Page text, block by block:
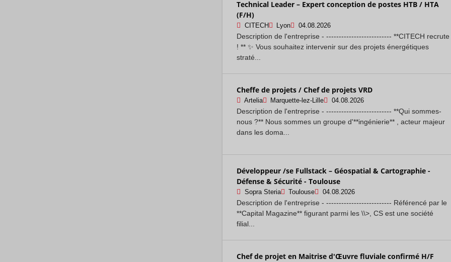
Technical Leader – Expert conception de postes HTB / HTA
(F/H)
CITECH Lyon 04.08.2026
Description de l'entreprise - -------------------------- **CITECH recrute
! ** ✨ Vous souhaitez intervenir sur des projets énergétiques
straté...
Cheffe de projets / Chef de projets VRD
Artelia Marquette-lez-Lille 04.08.2026
Description de l'entreprise - -------------------------- **Qui sommes-
nous ?** Nous sommes un groupe d'**ingénierie** , acteur majeur
dans les doma...
Développeur /se Fullstack – Géospatial & Cartographie -
Défense & Sécurité - Toulouse
Sopra Steria Toulouse 04.08.2026
Description de l'entreprise - -------------------------- Référencé par le
**Capital Magazine** figurant parmi les \\>, CS est une société
filial...
Chef de projet en Maitrise d'Œuvre fluviale confirmé H/F